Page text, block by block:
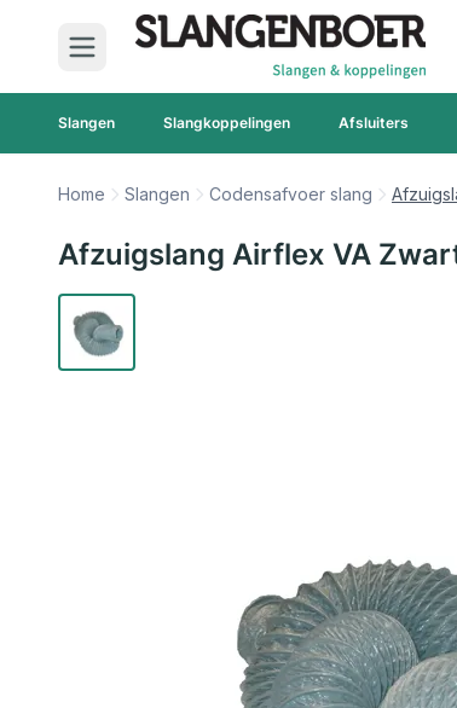
Ga naar de inhoud
Slangen Slangkoppelingen Afsluiters
Home Slangen Codensafvoer slang
Afzuigslang Airflex VA